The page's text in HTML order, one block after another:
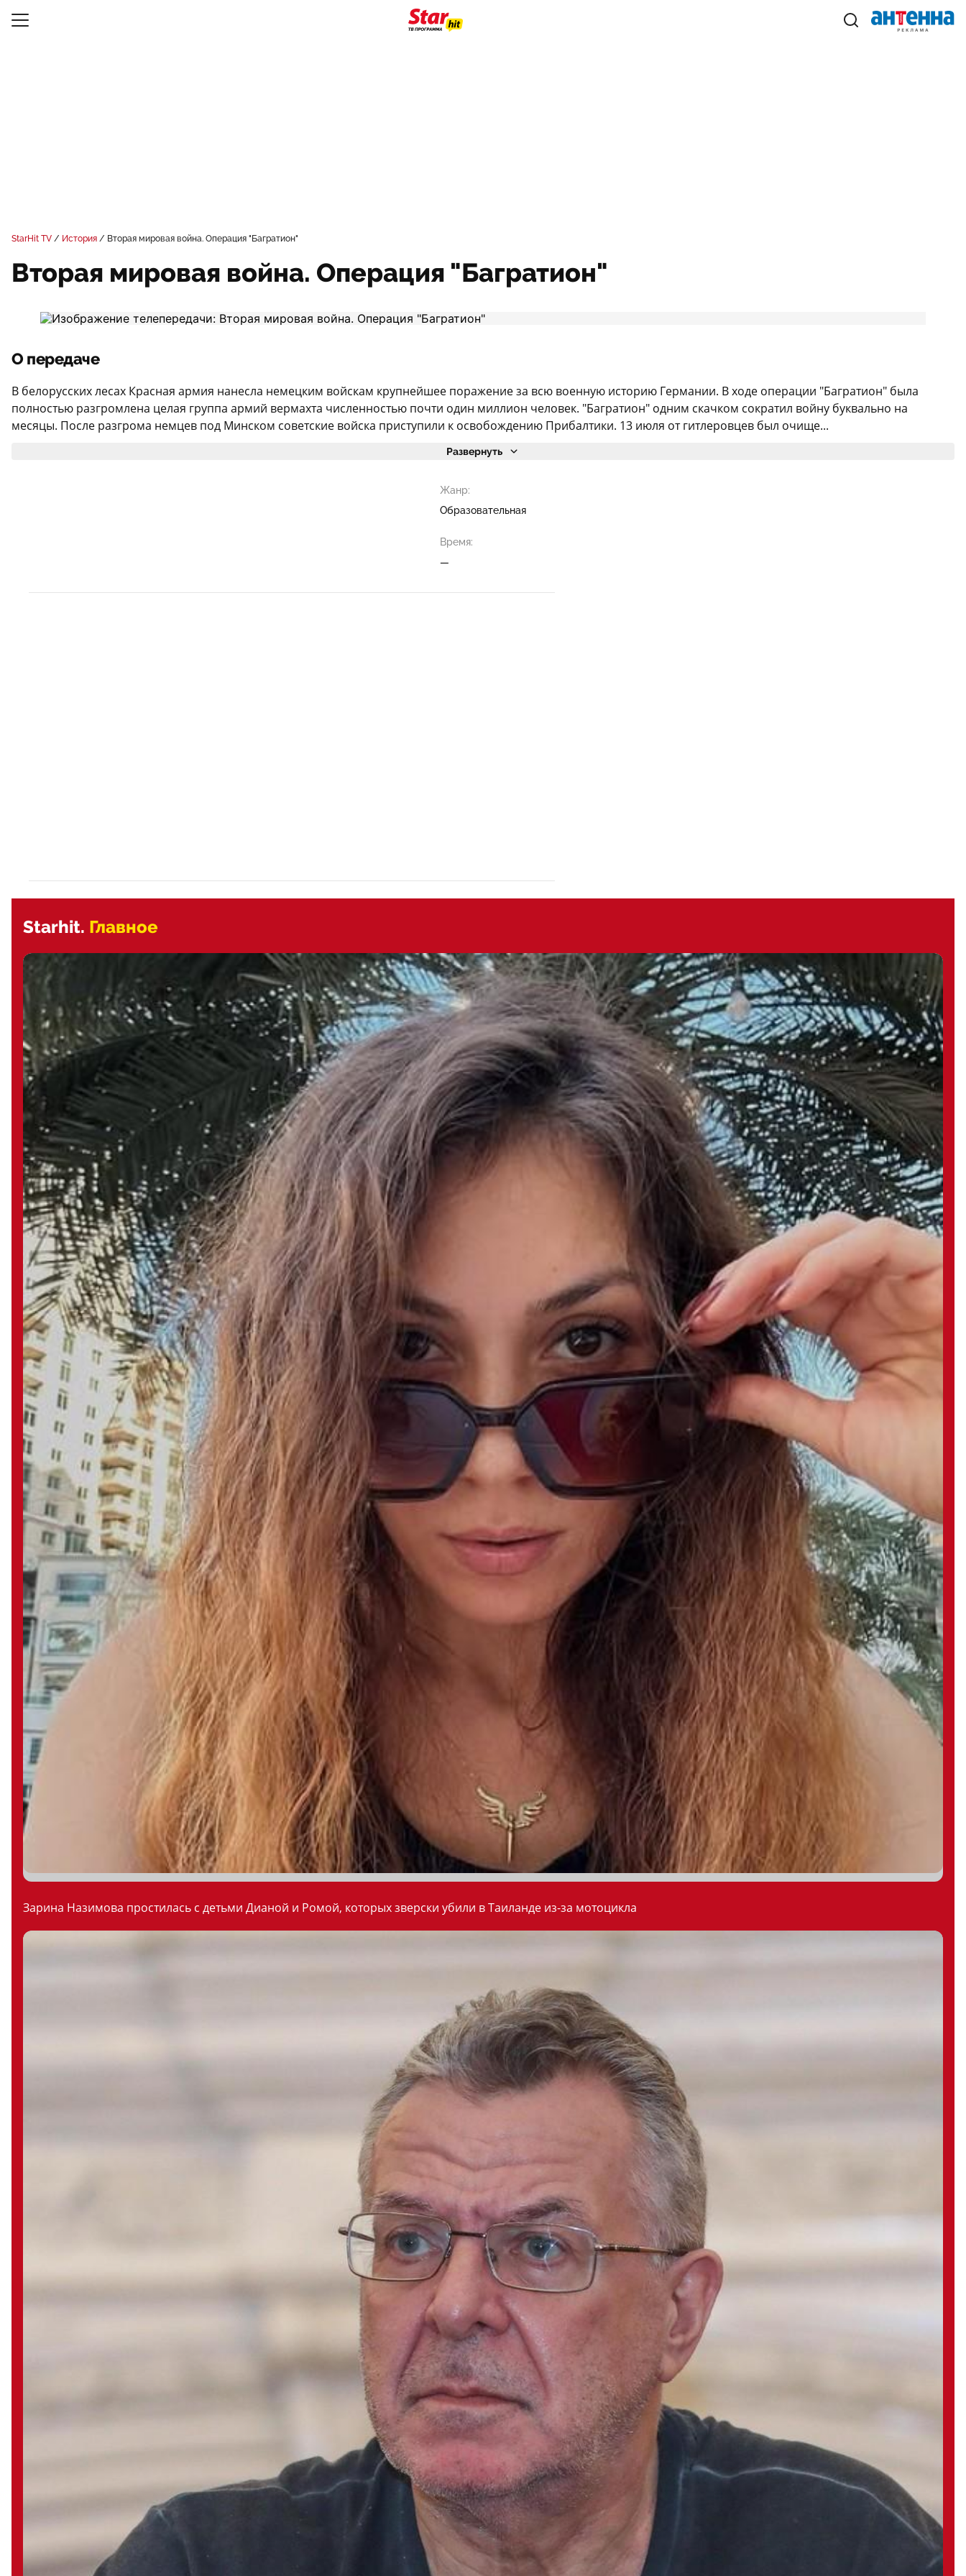
StarHit TV История Вторая мировая война. Операция "Багратион"
Вторая мировая война. Операция "Багратион"
О передаче
В белорусских лесах Красная армия нанесла немецким войскам крупнейшее поражение за всю военную историю Германии. В ходе операции "Багратион" была
полностью разгромлена целая группа армий вермахта численностью почти один миллион человек. "Багратион" одним скачком сократил войну буквально на
месяцы. После разгрома немцев под Минском советские войска приступили к освобождению Прибалтики. 13 июля от гитлеровцев был очище...
Развернуть
Жанр:
Образовательная
Время:
—
Starhit. Главное
Зарина Назимова простилась с детьми Дианой и Ромой, которых зверски убили в Таиланде из-за мотоцикла